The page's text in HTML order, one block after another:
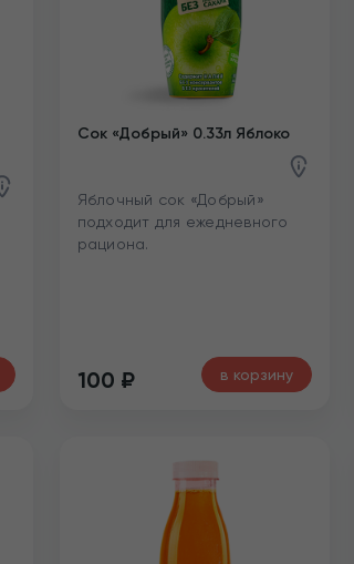
Сок «Добрый» 0.33л Яблоко
Яблочный сок «Добрый»
подходит для ежедневного
рациона.
100 ₽ в корзину